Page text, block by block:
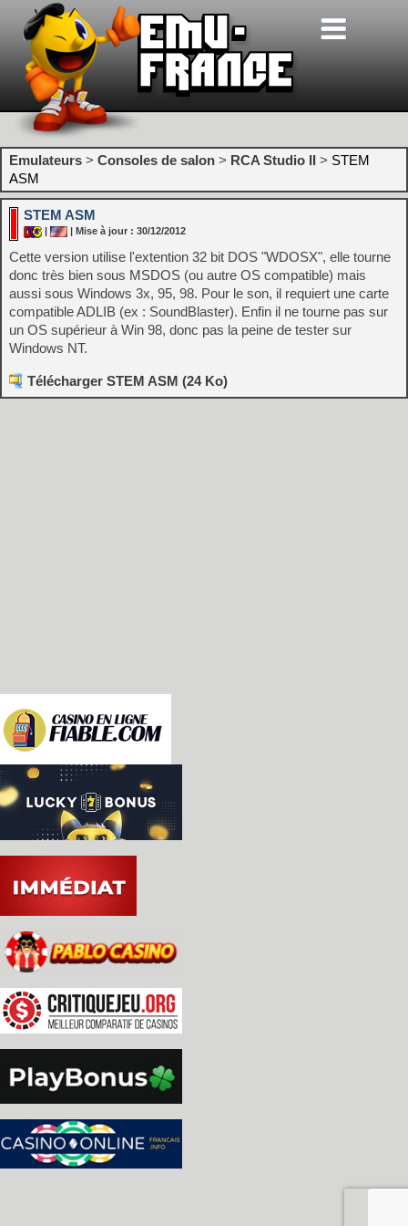
Emulateurs > Consoles de salon > RCA Studio II > STEM
ASM
STEM ASM
| | Mise à jour : 30/12/2012
Cette version utilise l'extention 32 bit DOS "WDOSX", elle tourne
donc très bien sous MSDOS (ou autre OS compatible) mais
aussi sous Windows 3x, 95, 98. Pour le son, il requiert une carte
compatible ADLIB (ex : SoundBlaster). Enfin il ne tourne pas sur
un OS supérieur à Win 98, donc pas la peine de tester sur
Windows NT.
Télécharger STEM ASM (24 Ko)